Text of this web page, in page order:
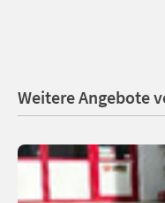
Weitere Angebote